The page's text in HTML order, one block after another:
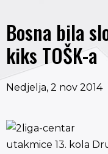
Bosna bila
kiks TOŠK-a
Nedjelja, 2 nov 2014
utakmice 13. kola